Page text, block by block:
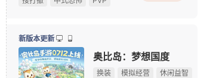
暴雪资深作曲家离职，曾创作《魔兽世界》等多款游
《Apex英雄》S30爆料：排位或将新增传奇禁用系统
《宝可梦》前高管多地厕间偷拍被捕，涉事高管拒不认
《炉石传说》版本更新：引擎升级，正式终止Win7系
新版本更新
奥比岛：梦想国度
换装 模拟经营 休闲益智